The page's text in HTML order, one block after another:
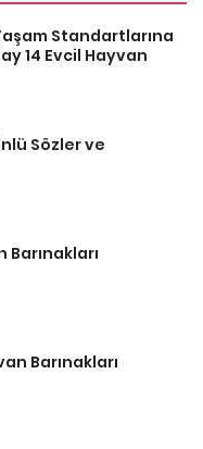
Standartlarına
14 Evcil Hayvan
Sözler ve
Barınakları
Barınakları